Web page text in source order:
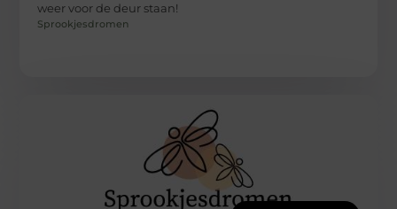
weer voor de deur staan!
Sprookjesdromen